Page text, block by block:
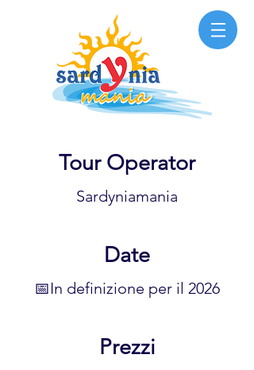
Tour Operator
Sardyniamania
Date
📅In definizione per il 2026
Prezzi